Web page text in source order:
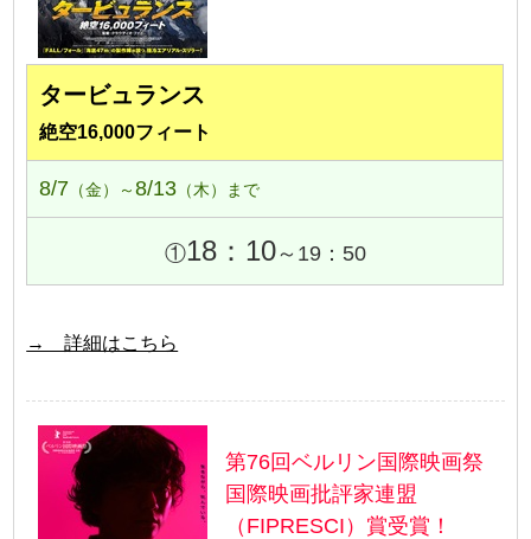
タービュランス
絶空16,000フィート
8/7 （金）～8/13 （木）まで
①18：10～19：50
→ 詳細はこちら
第76回ベルリン国際映画祭
国際映画批評家連盟
（FIPRESCI）賞受賞！